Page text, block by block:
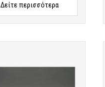
Δείτε περισσότερα